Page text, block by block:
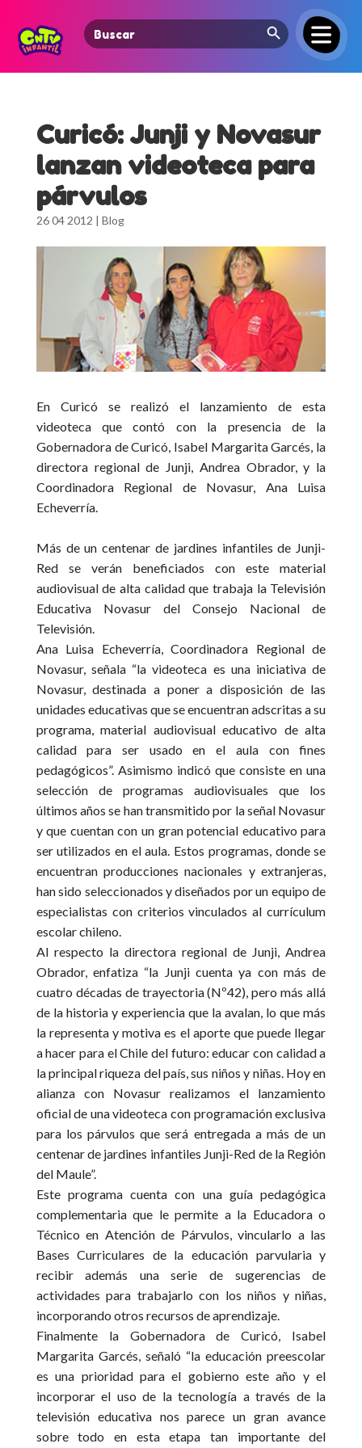
Search
for:
Search Button
Curicó: Junji y Novasur
lanzan videoteca para
párvulos
26 04 2012 | Blog
En Curicó se realizó el lanzamiento de esta
videoteca que contó con la presencia de la
Gobernadora de Curicó, Isabel Margarita Garcés, la
directora regional de Junji, Andrea Obrador, y la
Coordinadora Regional de Novasur, Ana Luisa
Echeverría.
Más de un centenar de jardines infantiles de Junji-
Red se verán beneficiados con este material
audiovisual de alta calidad que trabaja la Televisión
Educativa Novasur del Consejo Nacional de
Televisión.
Ana Luisa Echeverría, Coordinadora Regional de
Novasur, señala “la videoteca es una iniciativa de
Novasur, destinada a poner a disposición de las
unidades educativas que se encuentran adscritas a su
programa, material audiovisual educativo de alta
calidad para ser usado en el aula con fines
pedagógicos”. Asimismo indicó que consiste en una
selección de programas audiovisuales que los
últimos años se han transmitido por la señal Novasur
y que cuentan con un gran potencial educativo para
ser utilizados en el aula. Estos programas, donde se
encuentran producciones nacionales y extranjeras,
han sido seleccionados y diseñados por un equipo de
especialistas con criterios vinculados al currículum
escolar chileno.
Al respecto la directora regional de Junji, Andrea
Obrador, enfatiza “la Junji cuenta ya con más de
cuatro décadas de trayectoria (Nº42), pero más allá
de la historia y experiencia que la avalan, lo que más
la representa y motiva es el aporte que puede llegar
a hacer para el Chile del futuro: educar con calidad a
la principal riqueza del país, sus niños y niñas. Hoy en
alianza con Novasur realizamos el lanzamiento
oficial de una videoteca con programación exclusiva
para los párvulos que será entregada a más de un
centenar de jardines infantiles Junji-Red de la Región
del Maule”.
Este programa cuenta con una guía pedagógica
complementaria que le permite a la Educadora o
Técnico en Atención de Párvulos, vincularlo a las
Bases Curriculares de la educación parvularia y
recibir además una serie de sugerencias de
actividades para trabajarlo con los niños y niñas,
incorporando otros recursos de aprendizaje.
Finalmente la Gobernadora de Curicó, Isabel
Margarita Garcés, señaló “la educación preescolar
es una prioridad para el gobierno este año y el
incorporar el uso de la tecnología a través de la
televisión educativa nos parece un gran avance
sobre todo en esta etapa tan importante del